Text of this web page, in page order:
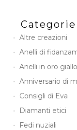
Categorie
Altre creazioni
Anelli di
Anelli in oro giallo
Anniversario di
Consigli di Eva
Diamanti etici
Fedi nuziali